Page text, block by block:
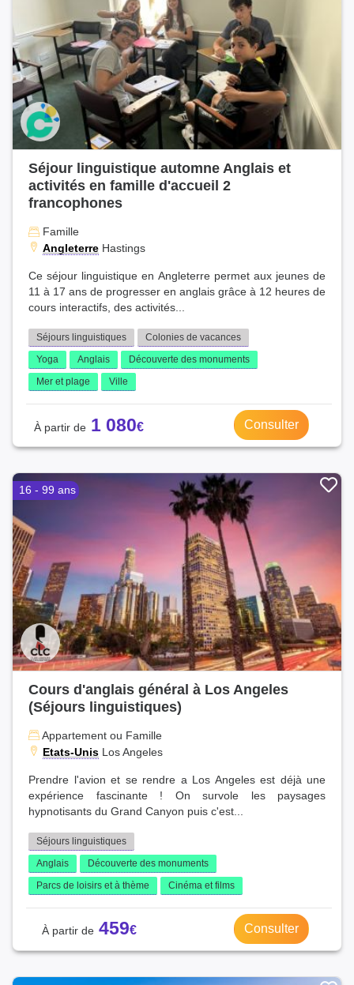
Séjour linguistique automne Anglais et
activités en famille d'accueil 2
francophones
Famille
Angleterre Hastings
Ce séjour linguistique en Angleterre permet aux jeunes de
11 à 17 ans de progresser en anglais grâce à 12 heures de
cours interactifs, des activités...
Séjours linguistiques
Colonies de vacances
Yoga
Anglais
Découverte des monuments
Mer et plage
Ville
1 080 Consulter
16 - 99 ans
Cours d'anglais général à Los Angeles
(Séjours linguistiques)
Appartement ou Famille
Etats-Unis Los Angeles
Prendre l'avion et se rendre a Los Angeles est déjà une
expérience fascinante ! On survole les paysages
hypnotisants du Grand Canyon puis c'est...
Séjours linguistiques
Anglais
Découverte des monuments
Parcs de loisirs et à thème
Cinéma et films
459 Consulter